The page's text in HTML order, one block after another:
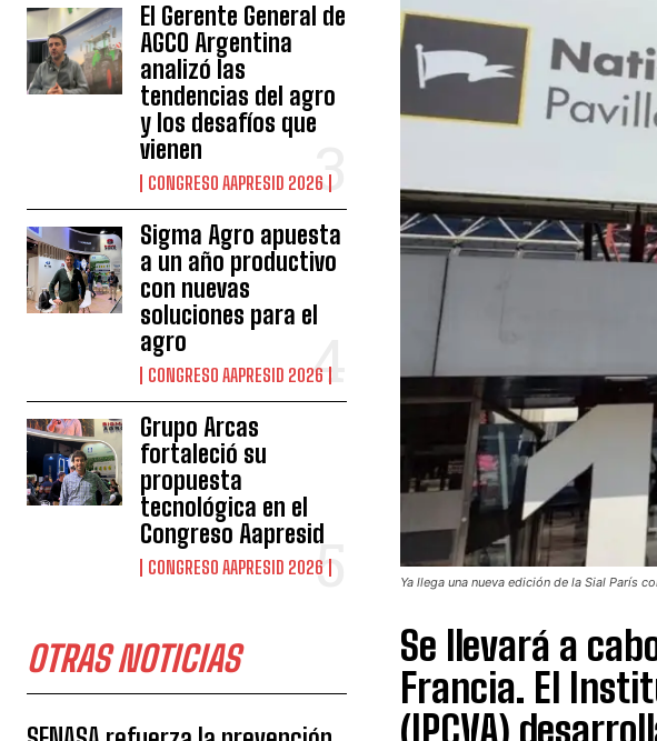
El Gerente General de
AGCO Argentina
analizó las
tendencias del agro
y los desafíos que
vienen
CONGRESO AAPRESID 2026
Sigma Agro apuesta
a un año productivo
con nuevas
soluciones para el
agro
CONGRESO AAPRESID 2026
Grupo Arcas
fortaleció su
propuesta
tecnológica en el
Congreso Aapresid
CONGRESO AAPRESID 2026
OTRAS NOTICIAS
Ya llega una nueva edición de la Sial París
Se llevará a
Francia. El
(IPCVA)